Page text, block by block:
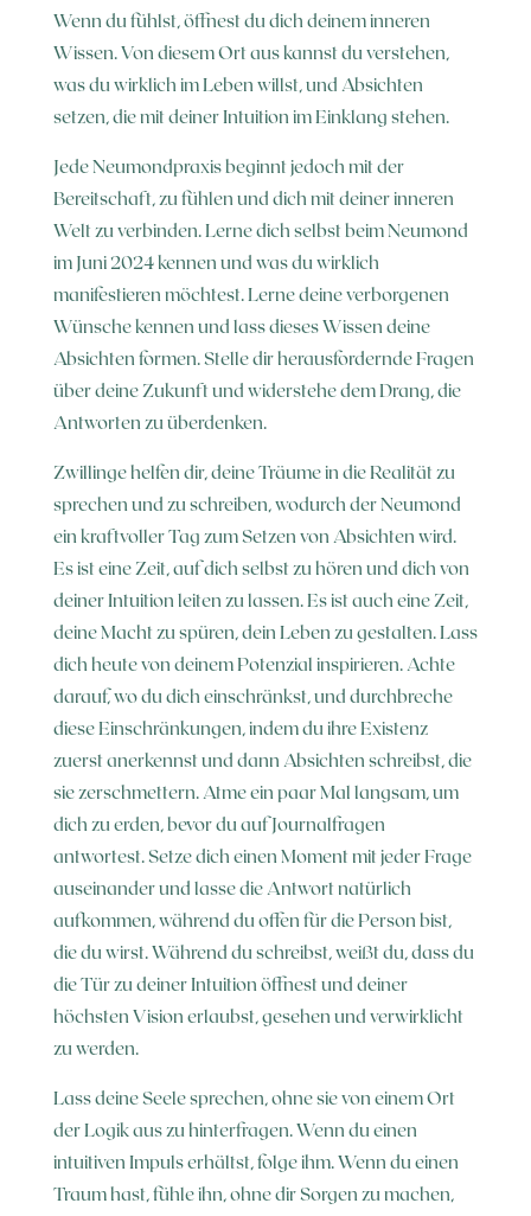
Wenn du fühlst, öffnest du dich deinem inneren
Wissen. Von diesem Ort aus kannst du verstehen,
was du wirklich im Leben willst, und Absichten
setzen, die mit deiner Intuition im Einklang stehen.
Jede Neumondpraxis beginnt jedoch mit der
Bereitschaft, zu fühlen und dich mit deiner inneren
Welt zu verbinden. Lerne dich selbst beim Neumond
im Juni 2024 kennen und was du wirklich
manifestieren möchtest. Lerne deine verborgenen
Wünsche kennen und lass dieses Wissen deine
Absichten formen. Stelle dir herausfordernde Fragen
über deine Zukunft und widerstehe dem Drang, die
Antworten zu überdenken.
Zwillinge helfen dir, deine Träume in die Realität zu
sprechen und zu schreiben, wodurch der Neumond
ein kraftvoller Tag zum Setzen von Absichten wird.
Es ist eine Zeit, auf dich selbst zu hören und dich von
deiner Intuition leiten zu lassen. Es ist auch eine Zeit,
deine Macht zu spüren, dein Leben zu gestalten. Lass
dich heute von deinem Potenzial inspirieren. Achte
darauf, wo du dich einschränkst, und durchbreche
diese Einschränkungen, indem du ihre Existenz
zuerst anerkennst und dann Absichten schreibst, die
sie zerschmettern. Atme ein paar Mal langsam, um
dich zu erden, bevor du auf Journalfragen
antwortest. Setze dich einen Moment mit jeder Frage
auseinander und lasse die Antwort natürlich
aufkommen, während du offen für die Person bist,
die du wirst. Während du schreibst, weißt du, dass du
die Tür zu deiner Intuition öffnest und deiner
höchsten Vision erlaubst, gesehen und verwirklicht
zu werden.
Lass deine Seele sprechen, ohne sie von einem Ort
der Logik aus zu hinterfragen. Wenn du einen
intuitiven Impuls erhältst, folge ihm. Wenn du einen
Traum hast, fühle ihn, ohne dir Sorgen zu machen,